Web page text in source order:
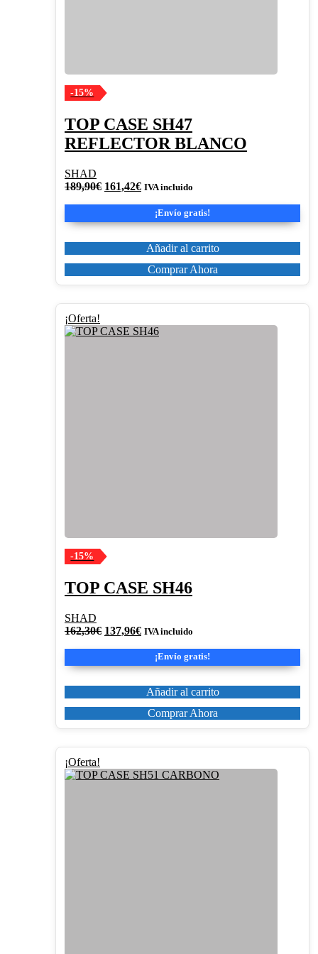
-15%
TOP CASE SH47
REFLECTOR BLANCO
SHAD
189,90€ El
era:
161,42€El
actual
es:
IVA incluido
¡Envío gratis!
Añadir al carrito
Comprar Ahora
¡Oferta!
-15%
TOP CASE SH46
SHAD
162,30€ El
era:
137,96€El
actual
es:
IVA incluido
¡Envío gratis!
Añadir al carrito
Comprar Ahora
¡Oferta!